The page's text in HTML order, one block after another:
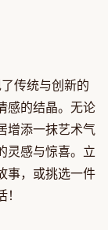
传统与创新的
感的结晶。无论
增添一抹艺术气
灵感与惊喜。立
事，或挑选一件